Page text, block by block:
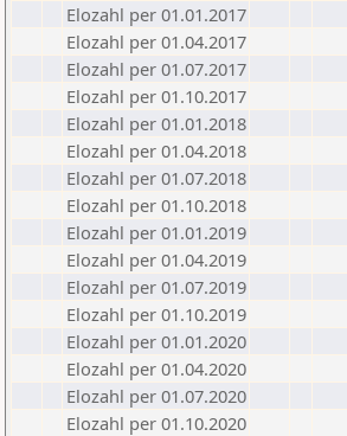
Elozahl per 01.01.2017
Elozahl per 01.04.2017
Elozahl per 01.07.2017
Elozahl per 01.10.2017
Elozahl per 01.01.2018
Elozahl per 01.04.2018
Elozahl per 01.07.2018
Elozahl per 01.10.2018
Elozahl per 01.01.2019
Elozahl per 01.04.2019
Elozahl per 01.07.2019
Elozahl per 01.10.2019
Elozahl per 01.01.2020
Elozahl per 01.04.2020
Elozahl per 01.07.2020
Elozahl per 01.10.2020